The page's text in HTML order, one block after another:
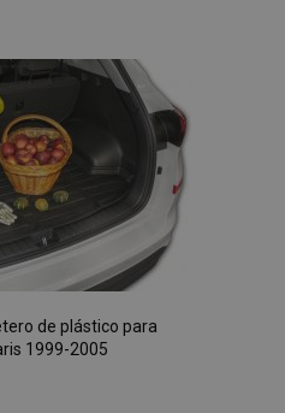
Lista
Deseos
de plástico para
1999-2005